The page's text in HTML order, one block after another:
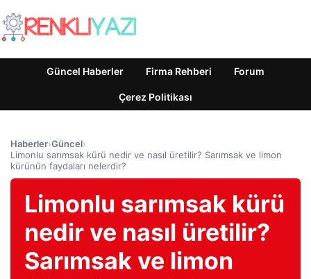
Güncel Haberler Firma Rehberi Forum
Çerez Politikası
Haberler›Güncel›
Limonlu sarımsak kürü nedir ve nasıl üretilir? Sarımsak ve limon
kürünün faydaları nelerdir?
Limonlu sarımsak kürü
nedir ve nasıl üretilir?
Sarımsak ve limon